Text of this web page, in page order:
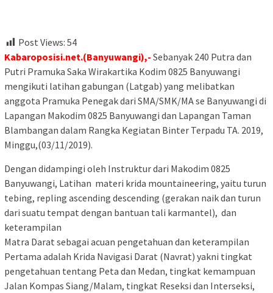
Post Views: 54
Kabaroposisi.net.(Banyuwangi),- Sebanyak 240 Putra dan
Putri Pramuka Saka Wirakartika Kodim 0825 Banyuwangi
mengikuti latihan gabungan (Latgab) yang melibatkan
anggota Pramuka Penegak dari SMA/SMK/MA se Banyuwangi di
Lapangan Makodim 0825 Banyuwangi dan Lapangan Taman
Blambangan dalam Rangka Kegiatan Binter Terpadu TA. 2019,
Minggu,(03/11/2019).
Dengan didampingi oleh Instruktur dari Makodim 0825
Banyuwangi, Latihan materi krida mountaineering, yaitu turun
tebing, repling ascending descending (gerakan naik dan turun
dari suatu tempat dengan bantuan tali karmantel), dan
keterampilan
Matra Darat sebagai acuan pengetahuan dan keterampilan
Pertama adalah Krida Navigasi Darat (Navrat) yakni tingkat
pengetahuan tentang Peta dan Medan, tingkat kemampuan
Jalan Kompas Siang/Malam, tingkat Reseksi dan Interseksi,